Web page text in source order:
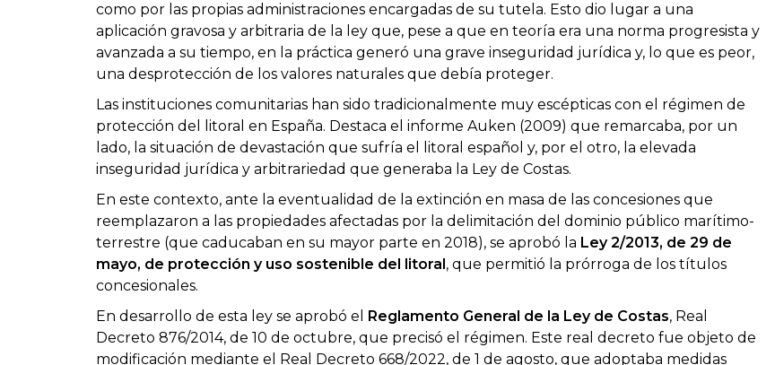
como por las propias administraciones encargadas de su tutela. Esto dio lugar a una
aplicación gravosa y arbitraria de la ley que, pese a que en teoría era una norma progresista y
avanzada a su tiempo, en la práctica generó una grave inseguridad jurídica y, lo que es peor,
una desprotección de los valores naturales que debía proteger.
Las instituciones comunitarias han sido tradicionalmente muy escépticas con el régimen de
protección del litoral en España. Destaca el informe Auken (2009) que remarcaba, por un
lado, la situación de devastación que sufría el litoral español y, por el otro, la elevada
inseguridad jurídica y arbitrariedad que generaba la Ley de Costas.
En este contexto, ante la eventualidad de la extinción en masa de las concesiones que
reemplazaron a las propiedades afectadas por la delimitación del dominio público marítimo-
terrestre (que caducaban en su mayor parte en 2018), se aprobó la Ley 2/2013, de 29 de
mayo, de protección y uso sostenible del litoral, que permitió la prórroga de los títulos
concesionales.
En desarrollo de esta ley se aprobó el Reglamento General de la Ley de Costas, Real
Decreto 876/2014, de 10 de octubre, que precisó el régimen. Este real decreto fue objeto de
modificación mediante el Real Decreto 668/2022, de 1 de agosto, que adoptaba medidas